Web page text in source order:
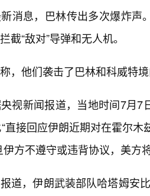
消息，巴林传出多次爆炸
截“敌对”导弹和无人机。
，他们袭击了巴林和科威特
视新闻报道，当地时间7月
直接回应伊朗近期对在霍尔
方不遵守或违背协议，美方
道，伊朗武装部队哈塔姆安